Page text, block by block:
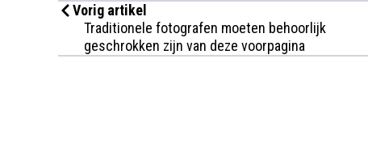
Vorig artikel
Traditionele fotografen moeten behoorlijk
geschrokken zijn van deze voorpagina